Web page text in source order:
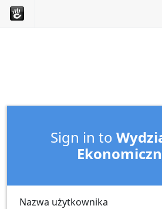
Sign in to
Nazwa użytkownika